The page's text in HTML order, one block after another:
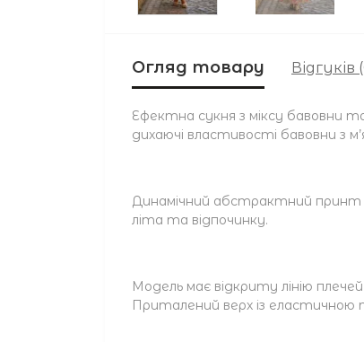
Огляд товару Відгуків
Ефектна сукня з міксу бавовни
дихаючі властивості бавовни з
Динамічний абстрактний принт
літа та відпочинку.
Модель має відкриту лінію
Приталений верх із еластичною